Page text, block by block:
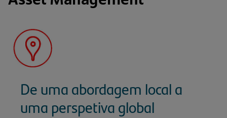
De uma abordagem local a
uma perspetiva global